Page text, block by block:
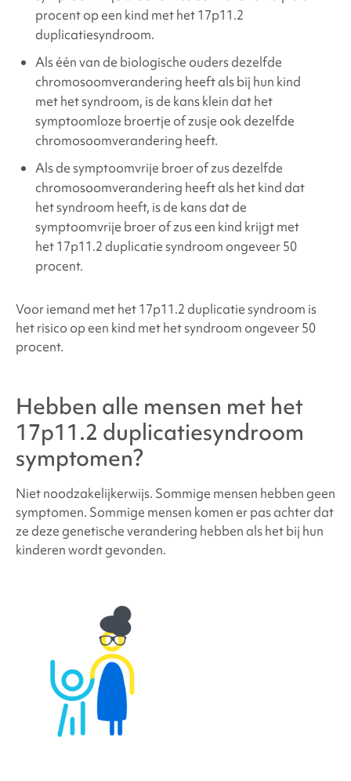
procent op een kind met het17p11.2
duplicatiesyndroom.
Als één van de biologische ouders dezelfde
chromosoomverandering heeft als bij hun kind
met het syndroom, is de kans klein dat het
symptoomloze broertje of zusje ook dezelfde
chromosoomverandering heeft.
Als de symptoomvrije broer of zus dezelfde
chromosoomverandering heeft als het kind dat
het syndroom heeft, is de kans dat de
symptoomvrije broer of zus een kind krijgt met
het 17p11.2 duplicatie syndroom ongeveer 50
procent.
Voor iemand met het 17p11.2 duplicatie syndroom is
het risico op een kind met het syndroom ongeveer 50
procent.
Hebben alle mensen met het
17p11.2 duplicatiesyndroom
symptomen?
Niet noodzakelijkerwijs. Sommige mensen hebben geen
symptomen. Sommige mensen komen er pas achter dat
ze deze genetische verandering hebben als het bij hun
kinderen wordt gevonden.